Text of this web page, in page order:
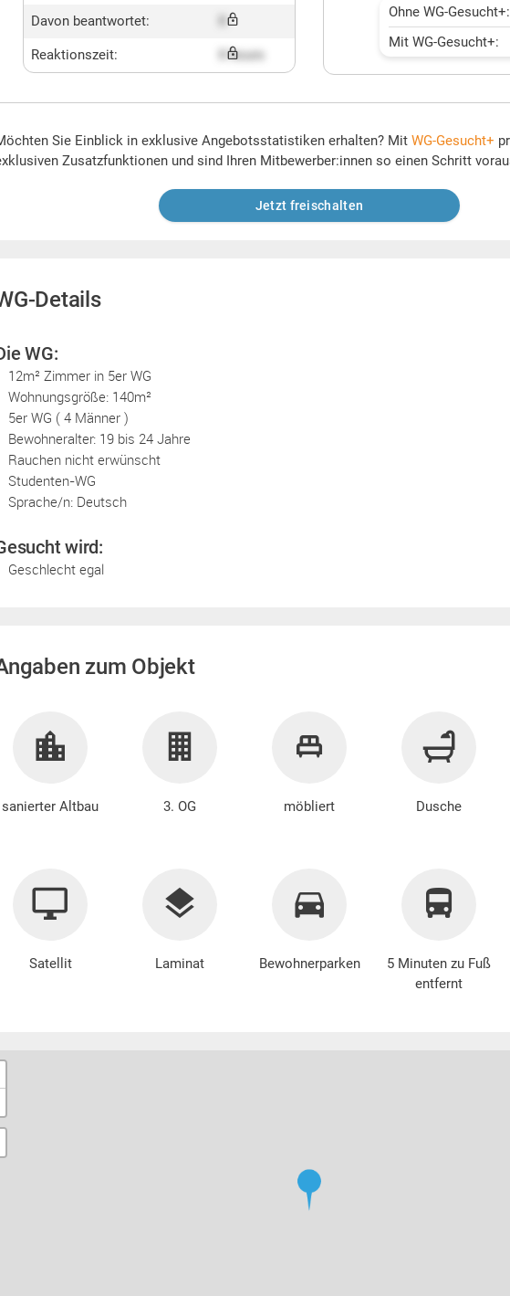
Davon beantwortet:
Reaktionszeit: X hours
Ohne WG-Gesucht+:
Mit WG-Gesucht+:
Sie Einblick in exklusive Angebotsstatistiken erhalten? Mit WG-Gesucht+
Zusatzfunktionen und sind Ihren Mitbewerber:innen so einen Schritt
Jetzt freischalten
Details
WG:
12m² Zimmer in 5er WG
Wohnungsgröße: 140m²
5er WG ( 4 Männer )
Bewohneralter: 19 bis 24 Jahre
Rauchen nicht erwünscht
Studenten-WG
Sprache/n: Deutsch
wird:
Geschlecht egal
zum Objekt
sanierter Altbau 3. OG möbliert Dusche
Satellit Laminat Bewohnerparken
5 Minuten zu Fuß
entfernt